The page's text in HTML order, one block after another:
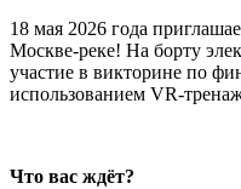
18 мая 2026 года
Москве-реке! На борту
участие в викторине по
использованием VR-
Что вас ждёт?